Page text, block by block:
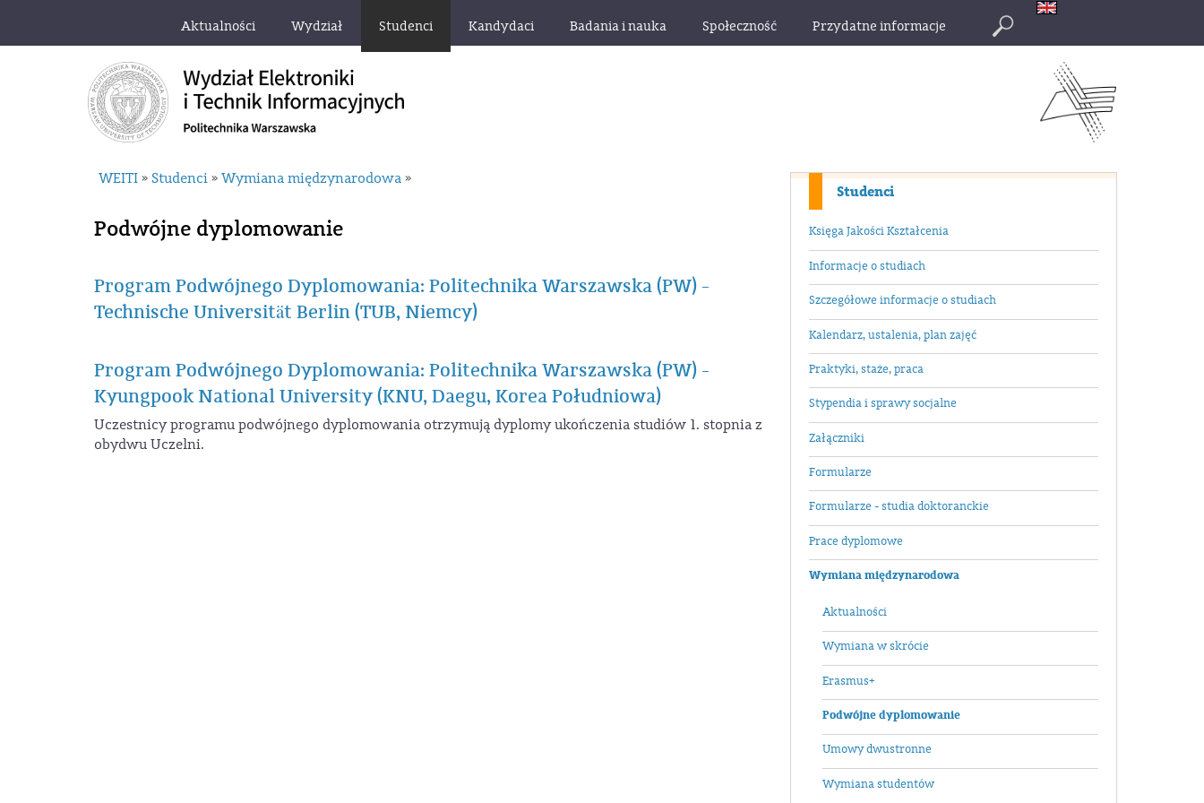
Aktualności Wydział Studenci Kandydaci Badania i nauka Społeczność Przydatne informacje
Studenci
Księga Jakości Kształcenia
Informacje o studiach
Szczegółowe informacje o studiach
Kalendarz, ustalenia, plan zajęć
Praktyki, staże, praca
Stypendia i sprawy socjalne
Załączniki
Formularze
Formularze - studia doktoranckie
Prace dyplomowe
Wymiana międzynarodowa
Aktualności
Wymiana w skrócie
Erasmus+
Podwójne dyplomowanie
Umowy dwustronne
Wymiana studentów
WEITI » Studenci » Wymiana międzynarodowa »
Podwójne dyplomowanie
Program Podwójnego Dyplomowania: Politechnika Warszawska (PW) -
Technische Universität Berlin (TUB, Niemcy)
Program Podwójnego Dyplomowania: Politechnika Warszawska (PW) -
Kyungpook National University (KNU, Daegu, Korea Południowa)
Uczestnicy programu podwójnego dyplomowania otrzymują dyplomy ukończenia studiów 1. stopnia z
obydwu Uczelni.